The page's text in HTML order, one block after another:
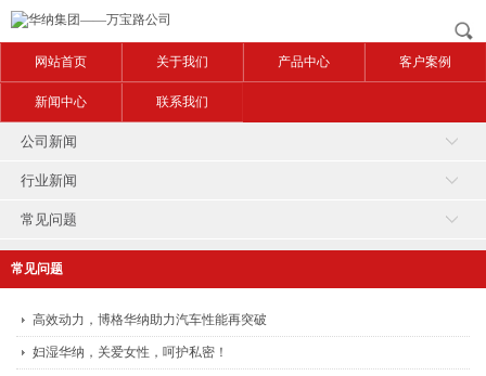
网站首页 关于我们 产品中心 客户案例
新闻中心 联系我们
公司新闻
行业新闻
常见问题
常见问题
高效动力，博格华纳助力汽车性能再突破
妇湿华纳，关爱女性，呵护私密！